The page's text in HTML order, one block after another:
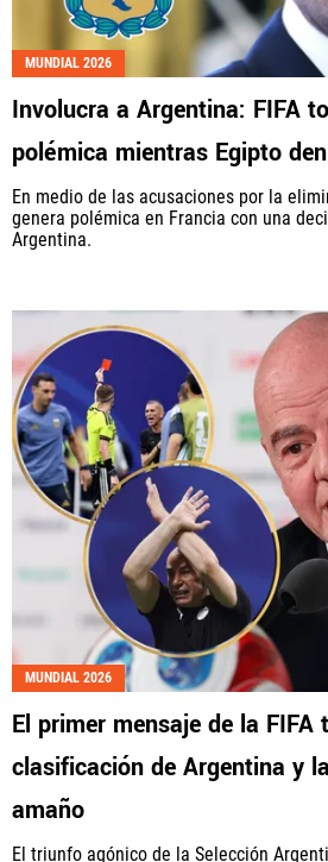
MUNDIAL 2026
Involucra a Argentina: FIFA
polémica mientras Egipto
En medio de las acusaciones por la
genera polémica en Francia con una
Argentina.
MUNDIAL 2026
El primer mensaje de la FIFA
clasificación de Argentina y
amaño
El triunfo agónico de la Selección